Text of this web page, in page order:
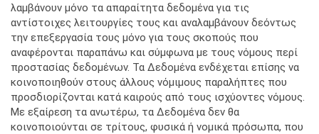
λαμβάνουν μόνο τα απαραίτητα δεδομένα για τις
αντίστοιχες λειτουργίες τους και αναλαμβάνουν δεόντως
την επεξεργασία τους μόνο για τους σκοπούς που
αναφέρονται παραπάνω και σύμφωνα με τους νόμους περί
προστασίας δεδομένων. Τα Δεδομένα ενδέχεται επίσης να
κοινοποιηθούν στους άλλους νόμιμους παραλήπτες που
προσδιορίζονται κατά καιρούς από τους ισχύοντες νόμους.
Με εξαίρεση τα ανωτέρω, τα Δεδομένα δεν θα
κοινοποιούνται σε τρίτους, φυσικά ή νομικά πρόσωπα, που